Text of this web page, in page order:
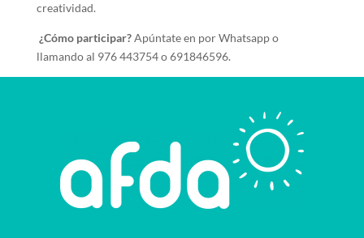
creatividad.
¿Cómo participar?Apúntate en por Whatsapp o
llamando al 976 443754 o 691846596.